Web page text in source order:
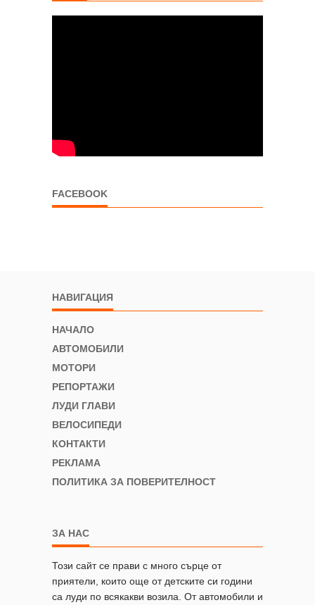
FACEBOOK
НАВИГАЦИЯ
НАЧАЛО
АВТОМОБИЛИ
МОТОРИ
РЕПОРТАЖИ
ЛУДИ ГЛАВИ
ВЕЛОСИПЕДИ
КОНТАКТИ
РЕКЛАМА
ПОЛИТИКА ЗА ПОВЕРИТЕЛНОСТ
ЗА НАС
Този сайт се прави с много сърце от
приятели, които още от детските си години
са луди по всякакви возила. От автомобили и